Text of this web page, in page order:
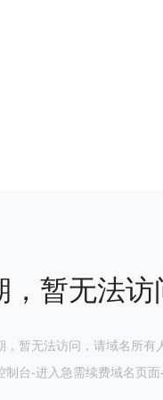
，暂无法访
，暂无法访问，请域名所
制台-进入急需续费域名页